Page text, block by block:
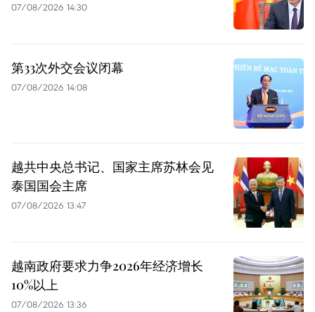
07/08/2026 14:30
第33次外交会议闭幕
07/08/2026 14:08
越共中央总书记、国家主席苏林会见
泰国国会主席
07/08/2026 13:47
越南政府要求力争2026年经济增长
10%以上
07/08/2026 13:36